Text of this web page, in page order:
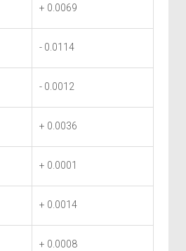
+ 0.0069
- 0.0114
- 0.0012
+ 0.0036
+ 0.0001
+ 0.0014
+ 0.0008